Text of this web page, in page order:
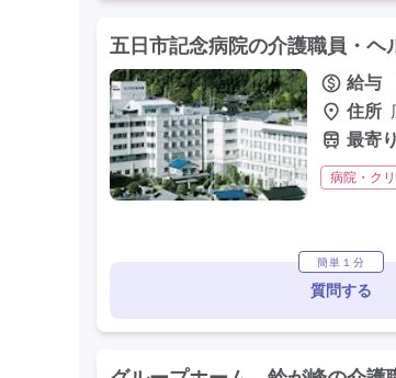
五日市記念病院の介護職員・ヘ
給与
住所
最寄
病院・ク
簡単１分
質問する